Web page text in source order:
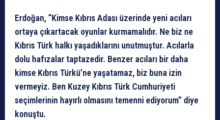
Erdoğan, “Kimse Kıbrıs Adası üzerinde yeni acıları
ortaya çıkartacak oyunlar kurmamalıdır. Ne biz ne
Kıbrıs Türk halkı yaşadıklarını unutmuştur. Acılarla
dolu hafızalar taptazedir. Benzer acıları bir daha
kimse Kıbrıs Türkü’ne yaşatamaz, biz buna izin
vermeyiz. Ben Kuzey Kıbrıs Türk Cumhuriyeti
seçimlerinin hayırlı olmasını temenni ediyorum” diye
konuştu.